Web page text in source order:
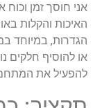
אני חוסך זמן
האיכות והקלות
הגדרות, במיוחד
או להוסיף חלקים
להפעיל את המתחם